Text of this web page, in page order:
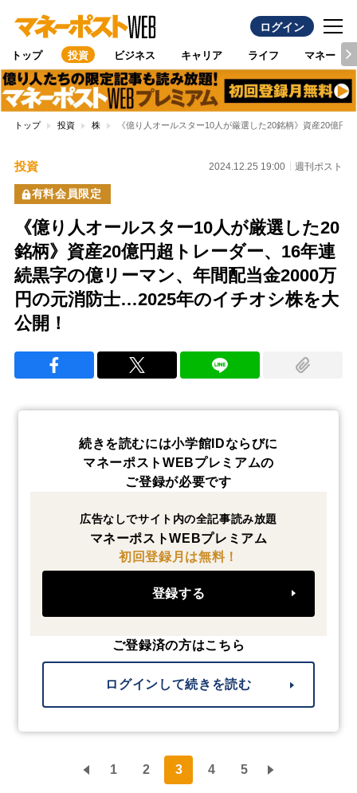
ログイン
トップ 投資 ビジネス キャリア ライフ マネー
トップ 投資 株 《億り人オールスター10人が厳選した20銘柄》資産20億
投資 2024.12.25 19:00 週刊ポスト
有料会員限定
《億り人オールスター10人が厳選した20
銘柄》資産20億円超トレーダー、16年連
続黒字の億リーマン、年間配当金2000万
円の元消防士…2025年のイチオシ株を大
公開！
続きを読むには小学館IDならびに
マネーポストWEBプレミアムの
ご登録が必要です
広告なしでサイト内の全記事読み放題
マネーポストWEBプレミアム
初回登録月は無料！
登録する
ご登録済の方はこちら
ログインして続きを読む
1 2 3 4 5